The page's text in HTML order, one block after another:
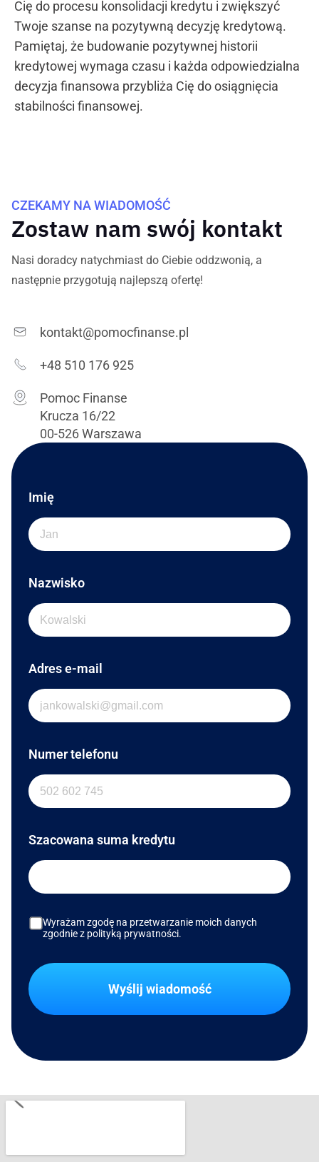
Cię do procesu konsolidacji kredytu i zwiększyć
Twoje szanse na pozytywną decyzję kredytową.
Pamiętaj, że budowanie pozytywnej historii
kredytowej wymaga czasu i każda odpowiedzialna
decyzja finansowa przybliża Cię do osiągnięcia
stabilności finansowej.
CZEKAMY NA WIADOMOŚĆ
Zostaw nam swój kontakt
Nasi doradcy natychmiast do Ciebie oddzwonią, a
następnie przygotują najlepszą ofertę!
kontakt@pomocfinanse.pl
+48 510 176 925
Pomoc Finanse
Krucza 16/22
00-526 Warszawa
Imię
Nazwisko
Adres e-mail
Numer telefonu
Szacowana suma kredytu
Wyrażam zgodę na przetwarzanie moich danych
zgodnie z polityką prywatności.
Wyślij wiadomość